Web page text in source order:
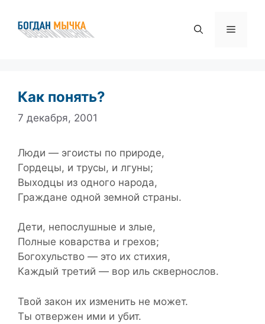
содержимому
Меню
Как понять?
7 декабря, 2001
Люди — эгоисты по природе,
Гордецы, и трусы, и лгуны;
Выходцы из одного народа,
Граждане одной земной страны.
Дети, непослушные и злые,
Полные коварства и грехов;
Богохульство — это их стихия,
Каждый третий — вор иль сквернослов.
Твой закон их изменить не может.
Ты отвержен ими и убит.